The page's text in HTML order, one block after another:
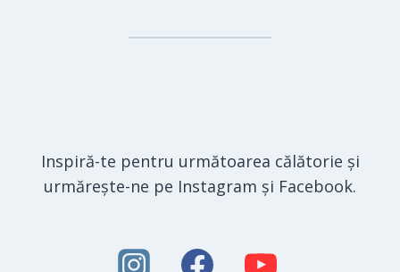
Inspiră-te pentru următoarea călătorie și
urmărește-ne pe Instagram și Facebook.